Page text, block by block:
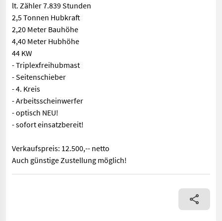
lt. Zähler 7.839 Stunden
2,5 Tonnen Hubkraft
2,20 Meter Bauhöhe
4,40 Meter Hubhöhe
44 KW
- Triplexfreihubmast
- Seitenschieber
- 4. Kreis
- Arbeitsscheinwerfer
- optisch NEU!
- sofort einsatzbereit!
Verkaufspreis: 12.500,-- netto
Auch günstige Zustellung möglich!
Dieselstapler JUNGHEINRICH DFG425s BJ. 2017 lt. Zähler